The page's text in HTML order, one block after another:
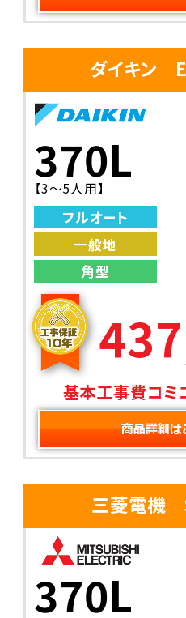
ダイキン
370L
【3～5人用】
フルオート
一般地
角型
基本工事費コミ
三菱電機
370L